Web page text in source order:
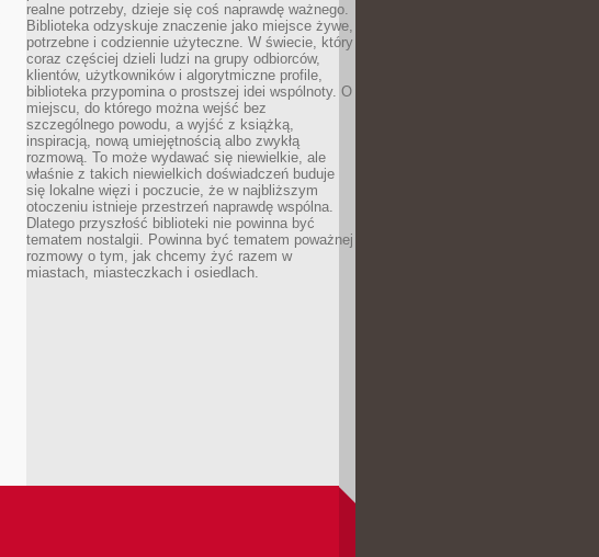
realne potrzeby, dzieje się coś naprawdę ważnego.
Biblioteka odzyskuje znaczenie jako miejsce żywe,
potrzebne i codziennie użyteczne. W świecie, który
coraz częściej dzieli ludzi na grupy odbiorców,
klientów, użytkowników i algorytmiczne profile,
biblioteka przypomina o prostszej idei wspólnoty. O
miejscu, do którego można wejść bez
szczególnego powodu, a wyjść z książką,
inspiracją, nową umiejętnością albo zwykłą
rozmową. To może wydawać się niewielkie, ale
właśnie z takich niewielkich doświadczeń buduje
się lokalne więzi i poczucie, że w najbliższym
otoczeniu istnieje przestrzeń naprawdę wspólna.
Dlatego przyszłość biblioteki nie powinna być
tematem nostalgii. Powinna być tematem poważnej
rozmowy o tym, jak chcemy żyć razem w
miastach, miasteczkach i osiedlach.